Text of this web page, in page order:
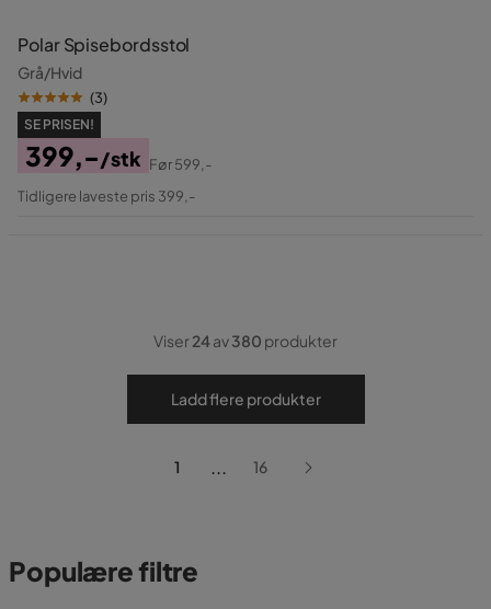
Polar Spisebordsstol
Grå/Hvid
(3)
SE PRISEN!
Pris
399,-/stk
Original
Før599,-
Tidligere laveste pris 399,-
Viser24av380 produkter
Ladd flere produkter
1 ... 16
Populære filtre